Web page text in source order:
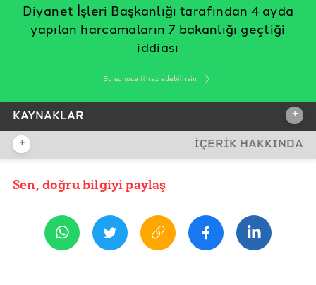
Diyanet İşleri Başkanlığı tarafından 4 ayda
yapılan harcamaların 7 bakanlığı geçtiği
iddiası
Bu sonuca itiraz edebilirsin
KAYNAKLAR +
İDDİA KAYNAĞI
REFERANSLAR
Merkezi Yönetim Bütçe İstatistikleri
+ İÇERİK HAKKINDA
YAYIN TARİHİ
Sen, doğru bilgiyi paylaş